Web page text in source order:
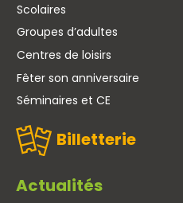
Scolaires
Groupes d’adultes
Centres de loisirs
Fêter son anniversaire
Séminaires et CE
Billetterie
Actualités